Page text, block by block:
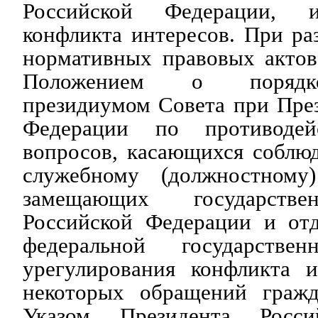
Российской Федерации,
конфликта интересов. При
нормативных правовых актов
Положением о
президиумом Совета при
Федерации по
вопросов, касающихся
служебному
замещающих
Российской Федерации и
федеральной
урегулирования конфликта
некоторых обращений